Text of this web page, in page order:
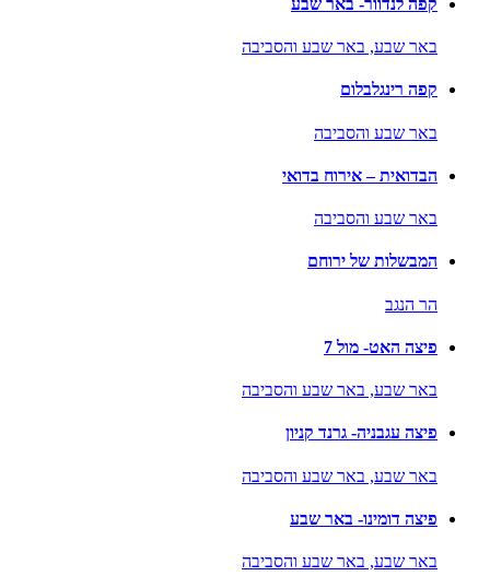
באר שבע, באר שבע והסביבה
קפה רינגלבלום
באר שבע והסביבה
הבדואית – אירוח בדואי
באר שבע והסביבה
המבשלות של ירוחם
הר הנגב
פיצה האט- מול 7
באר שבע, באר שבע והסביבה
פיצה עגבניה- גרנד קניון
באר שבע, באר שבע והסביבה
פיצה דומינו- באר שבע
באר שבע, באר שבע והסביבה